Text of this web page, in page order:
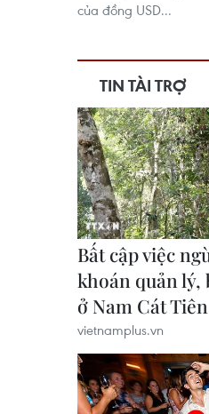
của đồng USD...